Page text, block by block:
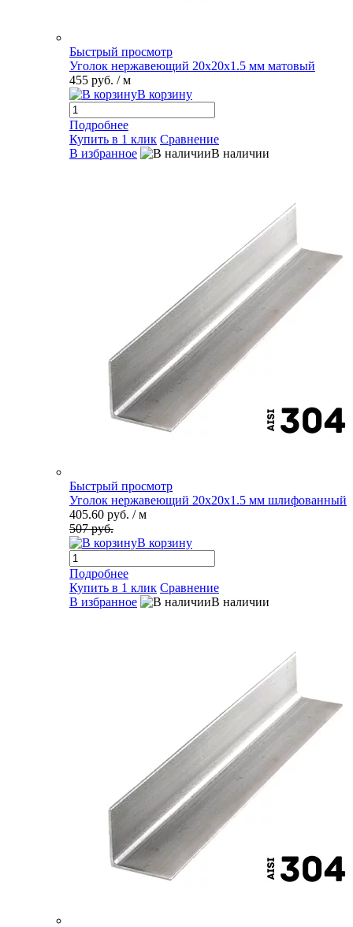
Быстрый просмотр
Уголок нержавеющий 20х20х1.5 мм матовый
455 руб. / м
В корзину
Подробнее
Купить в 1 клик Сравнение
В избранное
В наличии
Быстрый просмотр
Уголок нержавеющий 20х20х1.5 мм шлифованный
405.60 руб. / м
507 руб.
В корзину
Подробнее
Купить в 1 клик Сравнение
В избранное
В наличии